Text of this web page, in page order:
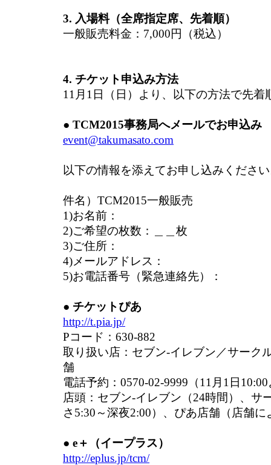
3. 入場料（全席指定席、先着順）
一般販売料金：7,000円（税込）
4. チケット申込み方法
11月1日（日）より、以下の方法で先着
● TCM2015事務局へメールでお申込み
event@takumasato.com
以下の情報を添えてお申し込みくださ
件名）TCM2015一般販売
1)お名前：
2)ご希望の枚数：＿＿枚
3)ご住所：
4)メールアドレス：
5)お電話番号（緊急連絡先）：
● チケットぴあ
http://t.pia.jp/
Pコード：630-882
取り扱い店：セブン-イレブン／サーク
舗
電話予約：0570-02-9999（11月1日
店頭：セブン-イレブン（24時間）、サ
さ5:30～深夜2:00）、ぴあ店舗（店舗に
● e＋（イープラス）
http://eplus.jp/tcm/